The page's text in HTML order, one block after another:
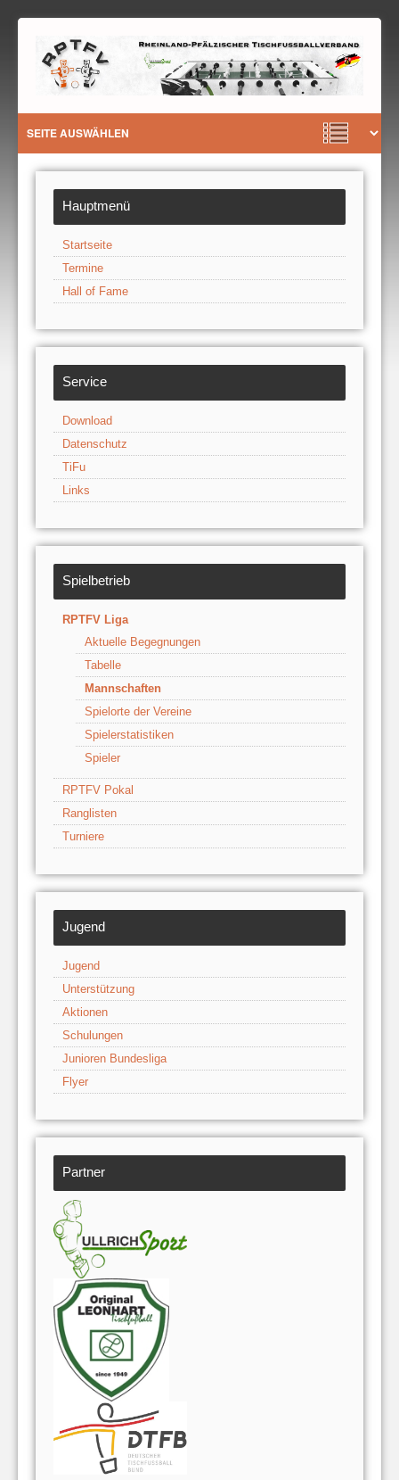
Hauptmenü
Startseite
Termine
Hall of Fame
Service
Download
Datenschutz
TiFu
Links
Spielbetrieb
RPTFV Liga
Aktuelle Begegnungen
Tabelle
Mannschaften
Spielorte der Vereine
Spielerstatistiken
Spieler
RPTFV Pokal
Ranglisten
Turniere
Jugend
Jugend
Unterstützung
Aktionen
Schulungen
Junioren Bundesliga
Flyer
Partner